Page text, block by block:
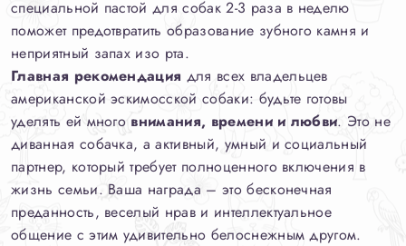
специальной пастой для собак 2-3 раза в неделю
поможет предотвратить образование зубного камня и
неприятный запах изо рта.
Главная рекомендация для всех владельцев
американской эскимосской собаки: будьте готовы
уделять ей много внимания, времени и любви. Это не
диванная собачка, а активный, умный и социальный
партнер, который требует полноценного включения в
жизнь семьи. Ваша награда – это бесконечная
преданность, веселый нрав и интеллектуальное
общение с этим удивительно белоснежным другом.